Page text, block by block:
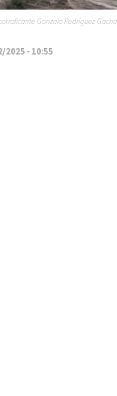
2025 - 10:55
Gonzalo Rodríguez Gacha